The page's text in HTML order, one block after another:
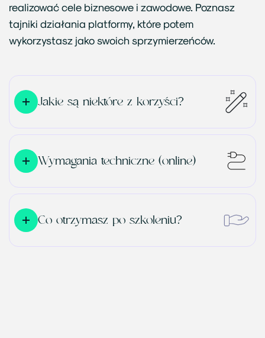
realizować cele biznesowe i zawodowe. Poznasz
tajniki działania platformy, które potem
wykorzystasz jako swoich sprzymierzeńców.
Jakie są niektóre z korzyści?
Wymagania techniczne (online)
Co otrzymasz po szkoleniu?